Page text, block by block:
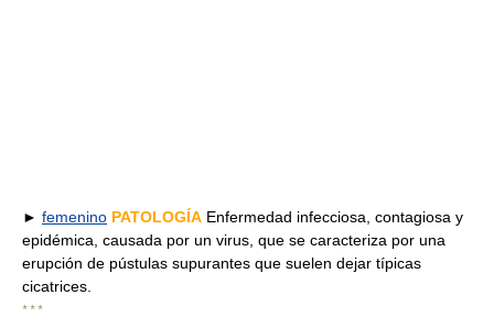
► femenino PATOLOGÍA Enfermedad infecciosa, contagiosa y
epidémica, causada por un virus, que se caracteriza por una
erupción de pústulas supurantes que suelen dejar típicas
cicatrices.
* * *